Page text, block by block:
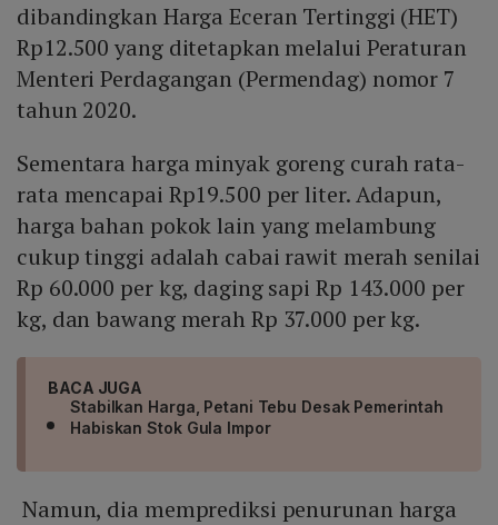
dibandingkan Harga Eceran Tertinggi (HET)
Rp12.500 yang ditetapkan melalui Peraturan
Menteri Perdagangan (Permendag) nomor 7
tahun 2020.
Sementara harga minyak goreng curah rata-
rata mencapai Rp19.500 per liter. Adapun,
harga bahan pokok lain yang melambung
cukup tinggi adalah cabai rawit merah senilai
Rp 60.000 per kg, daging sapi Rp 143.000 per
kg, dan bawang merah Rp 37.000 per kg.
BACA JUGA
Stabilkan Harga, Petani Tebu Desak Pemerintah
Habiskan Stok Gula Impor
Namun, dia memprediksi penurunan harga